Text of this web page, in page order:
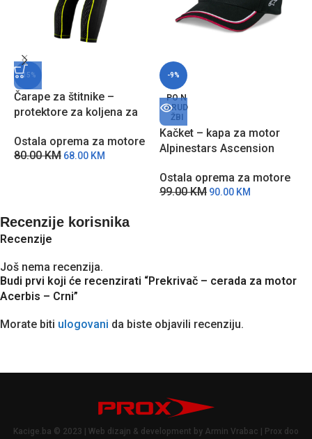
-15%
Čarape za štitnike –
protektore za koljena za
Ostala oprema za motore
80.00KM 68.00 KM
-9%
PO N
ARUD
ŽBI
Kačket – kapa za motor
Alpinestars Ascension
Ostala oprema za motore
99.00KM 90.00 KM
Recenzije korisnika
Recenzije
Još nema recenzija.
Budi prvi koji će recenzirati “Prekrivač – cerada za motor
Acerbis – Crni”
Morate biti ulogovani da biste objavili recenziju.
Kacige.ba © 2023 | Web dizajn & development by Armin Vrabac | Prox doo